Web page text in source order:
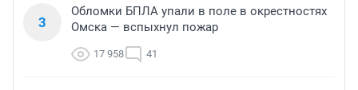
3
Обломки БПЛА упали в поле в окрестностях
Омска — вспыхнул пожар
17 958 41